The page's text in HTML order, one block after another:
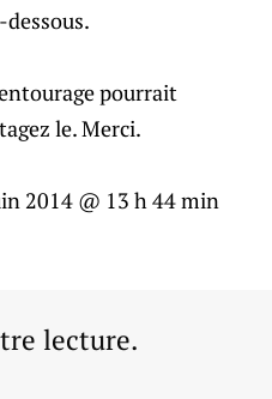
pourrait
le. Merci.
2014 @ 13 h 44 min
lecture.